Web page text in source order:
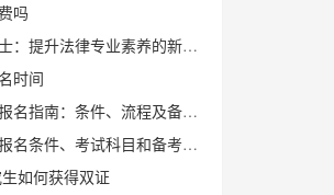
吗
提升法律专业素养的新路径
时间
指南：条件、流程及备考建议
条件、考试科目和备考建议
如何获得双证